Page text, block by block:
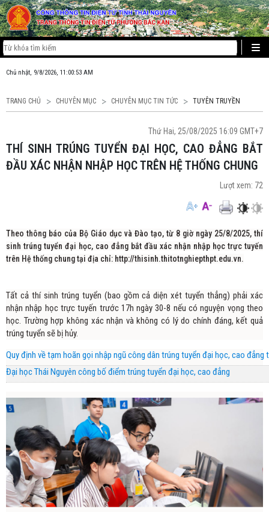
Chủ nhật, 9/8/2026, 11:00:53 AM
TRANG CHỦ CHUYÊN MỤC CHUYÊN MỤC TIN TỨC TUYÊN TRUYỀN
Thứ Hai, 25/08/2025 16:09 GMT+7
THÍ SINH TRÚNG TUYỂN ĐẠI HỌC, CAO ĐẲNG BẮT
ĐẦU XÁC NHẬN NHẬP HỌC TRÊN HỆ THỐNG CHUNG
Lượt xem: 72
Theo thông báo của Bộ Giáo dục và Đào tạo, từ 8 giờ ngày 25/8/2025, thí
sinh trúng tuyển đại học, cao đẳng bắt đầu xác nhận nhập học trực tuyến
trên Hệ thống chung tại địa chỉ: http://thisinh.thitotnghiepthpt.edu.vn.
Tất cả thí sinh trúng tuyển (bao gồm cả diện xét tuyển thẳng) phải xác
nhận nhập học trực tuyến trước 17h ngày 30-8 nếu có nguyện vọng theo
học. Trường hợp không xác nhận và không có lý do chính đáng, kết quả
trúng tuyển sẽ bị hủy.
Quy định về tạm hoãn gọi nhập ngũ công dân trúng tuyển đại học, cao đẳng
Đại học Thái Nguyên công bố điểm trúng tuyển đại học, cao đẳng